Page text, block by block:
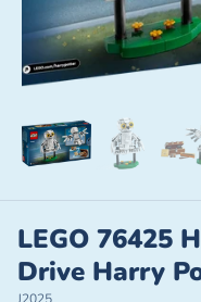
LEGO 76425
Drive Harry